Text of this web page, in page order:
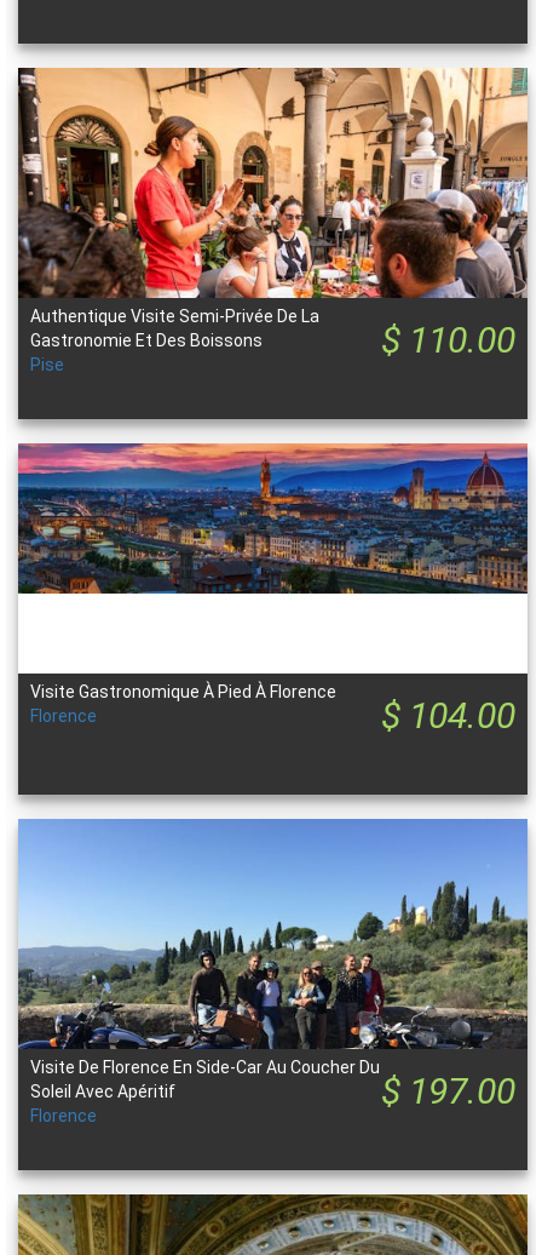
$ 110.00
Authentique Visite Semi-Privée De La
Gastronomie Et Des Boissons
Pise
$ 104.00
Visite Gastronomique À Pied À Florence
Florence
$ 197.00
Visite De Florence En Side-Car Au Coucher Du
Soleil Avec Apéritif
Florence